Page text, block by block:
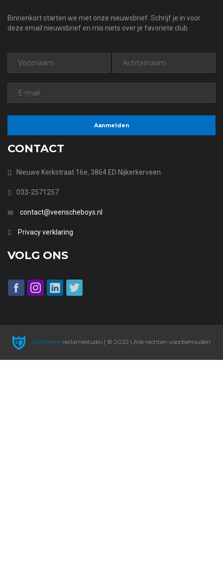
Binnenkort starten we met onze nieuwsbrief. Schrijf je in voor
deze email nieuwsbrief en mis niets over je favoriete club.
CONTACT
Nieuwe Kerkstraat 16e, 3864 ED Nijkerkerveen
033-2571257
contact@veenscheboys.nl
Privacy verklaring
VOLG ONS
SigNijkerkreclamestudio | © 2022 | Alle rechten voorbehouden